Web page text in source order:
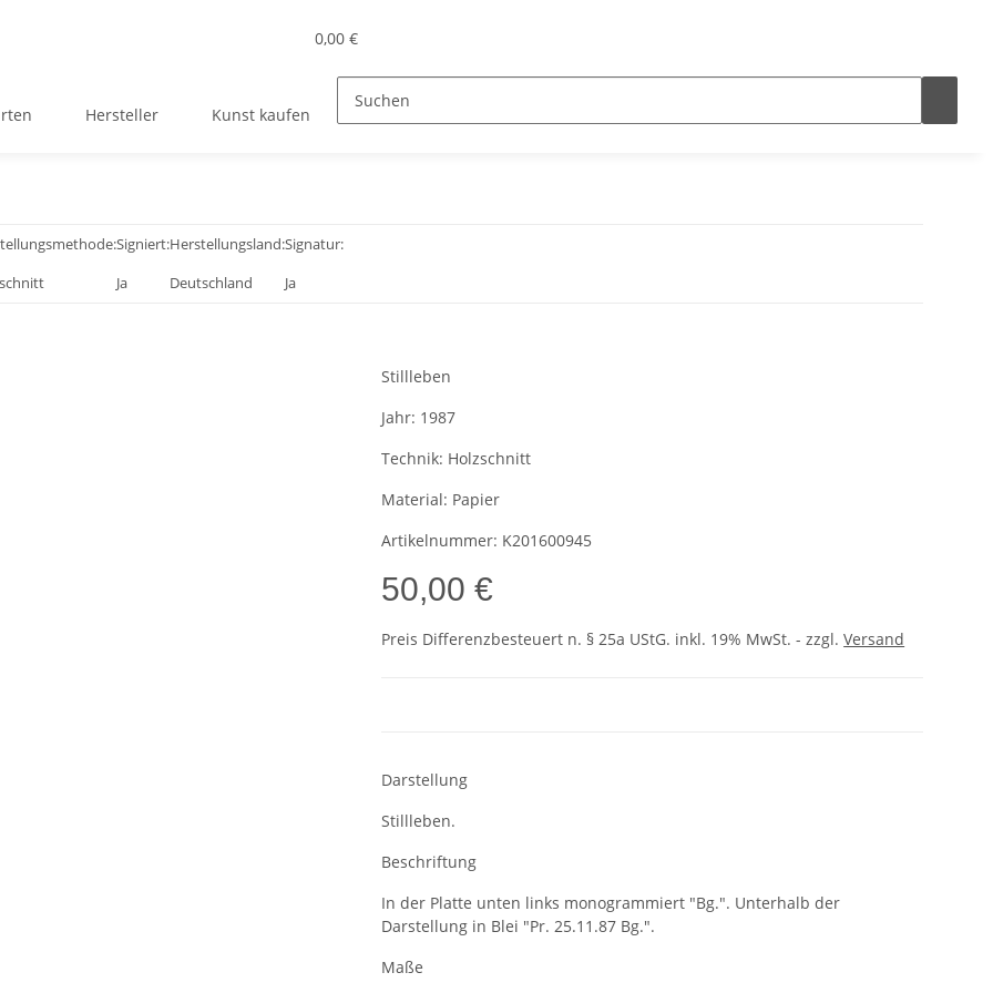
0,00 €
Hersteller Kunst kaufen
Signiert:
Ja
Herstellungsland:
Deutschland
Signatur:
Ja
Stillleben
Jahr: 1987
Technik: Holzschnitt
Material: Papier
Artikelnummer: K201600945
50,00 €
Preis Differenzbesteuert n. § 25a UStG. inkl. 19% MwSt. - zzgl.Versand
Darstellung
Stillleben.
Beschriftung
In der Platte unten links monogrammiert "Bg.". Unterhalb der
Darstellung in Blei "Pr. 25.11.87 Bg.".
Maße